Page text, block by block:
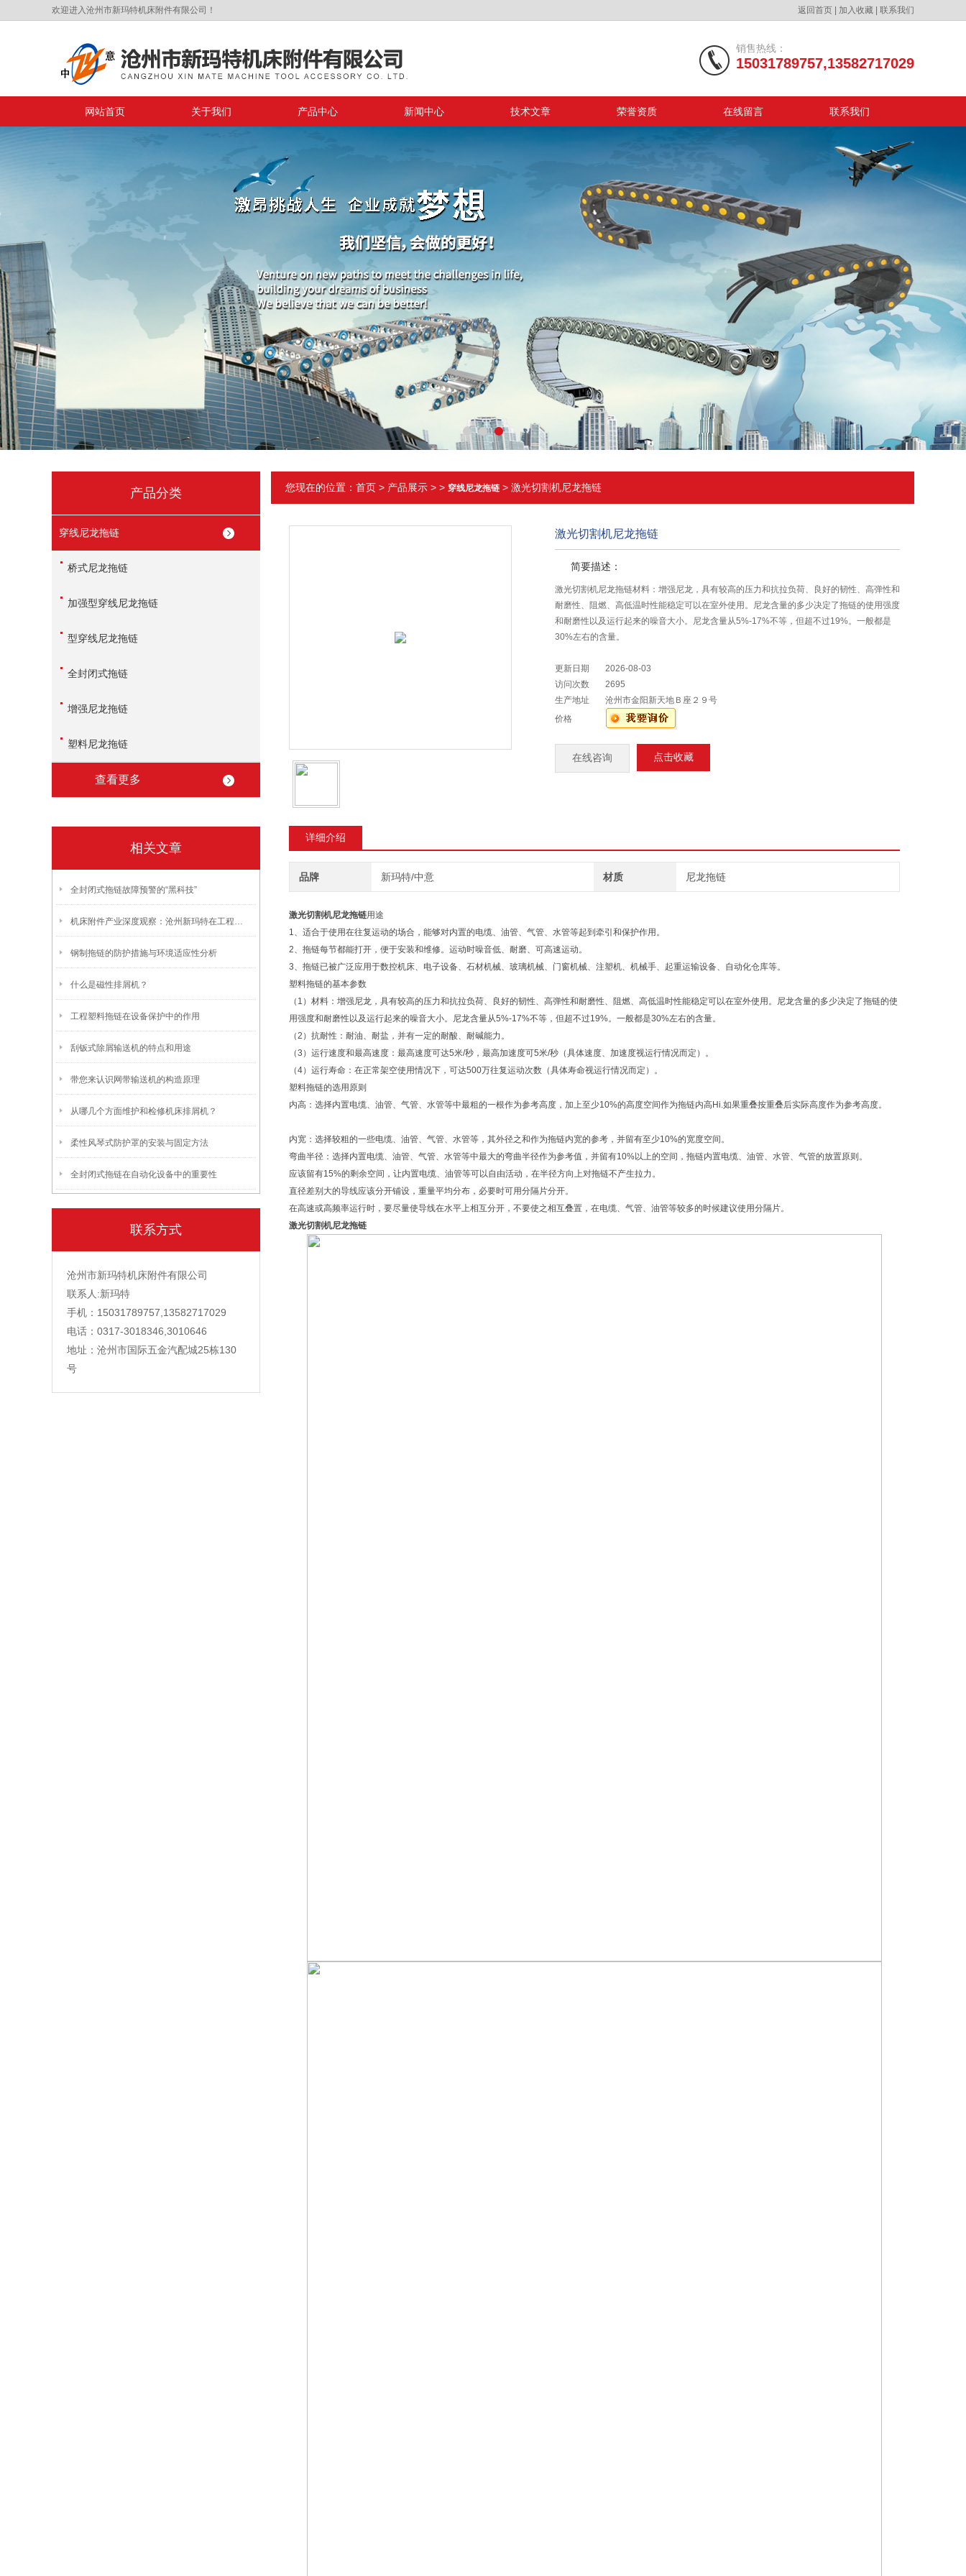
欢迎进入沧州市新玛特机床附件有限公司！ 返回首页 加入收藏 联系我们
销售热线：
15031789757,13582717029
网站首页 关于我们 产品中心 新闻中心 技术文章 荣誉资质 在线留言 联系我们
产品分类
穿线尼龙拖链
桥式尼龙拖链
加强型穿线尼龙拖链
型穿线尼龙拖链
全封闭式拖链
增强尼龙拖链
塑料尼龙拖链
查看更多
相关文章
全封闭式拖链故障预警的“黑科技”
机床附件产业深度观察：沧州新玛特在工程塑料与钢制拖链领域的制造实践
钢制拖链的防护措施与环境适应性分析
什么是磁性排屑机？
工程塑料拖链在设备保护中的作用
刮钣式除屑输送机的特点和用途
带您来认识网带输送机的构造原理
从哪几个方面维护和检修机床排屑机？
柔性风琴式防护罩的安装与固定方法
全封闭式拖链在自动化设备中的重要性
联系方式
沧州市新玛特机床附件有限公司
联系人:新玛特
手机：15031789757,13582717029
电话：0317-3018346,3010646
地址：沧州市国际五金汽配城25栋130
号
您现在的位置： 首页 > 产品展示 > > 穿线尼龙拖链 > 激光切割机尼龙拖链
激光切割机尼龙拖链
简要描述：
激光切割机尼龙拖链材料：增强尼龙，具有较高的压力和抗拉负荷、良好的韧性、高弹性和
耐磨性、阻燃、高低温时性能稳定可以在室外使用。尼龙含量的多少决定了拖链的使用强度
和耐磨性以及运行起来的噪音大小。尼龙含量从5%-17%不等，但超不过19%。一般都是
30%左右的含量。
更新日期
2026-08-03
访问次数
2695
生产地址
沧州市金阳新天地Ｂ座２９号
价格
在线咨询 点击收藏
详细介绍
品牌 新玛特/中意 材质 尼龙拖链
激光切割机尼龙拖链用途
1、适合于使用在往复运动的场合，能够对内置的电缆、油管、气管、水管等起到牵引和保护作用。
2、拖链每节都能打开，便于安装和维修。运动时噪音低、耐磨、可高速运动。
3、拖链已被广泛应用于数控机床、电子设备、石材机械、玻璃机械、门窗机械、注塑机、机械手、起重运输设备、自动化仓库等。
塑料拖链的基本参数
（1）材料：增强尼龙，具有较高的压力和抗拉负荷、良好的韧性、高弹性和耐磨性、阻燃、高低温时性能稳定可以在室外使用。尼龙含量的多少决定了拖链的使
用强度和耐磨性以及运行起来的噪音大小。尼龙含量从5%-17%不等，但超不过19%。一般都是30%左右的含量。
（2）抗耐性：耐油、耐盐，并有一定的耐酸、耐碱能力。
（3）运行速度和最高速度：最高速度可达5米/秒，最高加速度可5米/秒（具体速度、加速度视运行情况而定）。
（4）运行寿命：在正常架空使用情况下，可达500万往复运动次数（具体寿命视运行情况而定）。
塑料拖链的选用原则
内高：选择内置电缆、油管、气管、水管等中最粗的一根作为参考高度，加上至少10%的高度空间作为拖链内高Hi.如果重叠按重叠后实际高度作为参考高度。
内宽：选择较粗的一些电缆、油管、气管、水管等，其外径之和作为拖链内宽的参考，并留有至少10%的宽度空间。
弯曲半径：选择内置电缆、油管、气管、水管等中最大的弯曲半径作为参考值，并留有10%以上的空间，拖链内置电缆、油管、水管、气管的放置原则。
应该留有15%的剩余空间，让内置电缆、油管等可以自由活动，在半径方向上对拖链不产生拉力。
直径差别大的导线应该分开铺设，重量平均分布，必要时可用分隔片分开。
在高速或高频率运行时，要尽量使导线在水平上相互分开，不要使之相互叠置，在电缆、气管、油管等较多的时候建议使用分隔片。
激光切割机尼龙拖链